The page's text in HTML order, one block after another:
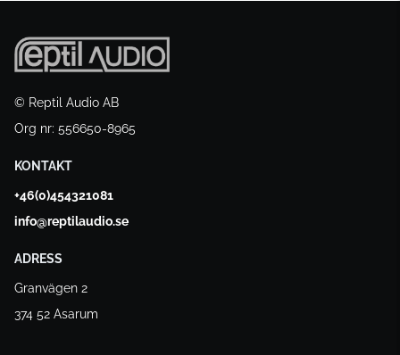
© Reptil Audio AB
Org nr: 556650-8965
KONTAKT
+46(0)454321081
info@reptilaudio.se
ADRESS
Granvägen 2
374 52 Asarum